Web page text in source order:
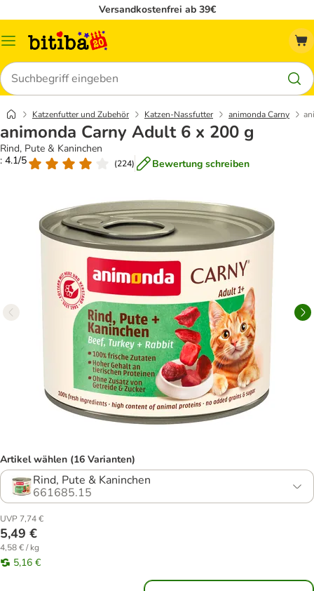
Versandkostenfrei ab 39€
Menü
Suchen
Katzenfutter und Zubehör Katzen-Nassfutter animonda Carny
animonda Carny Adult 6 x 200 g
Rind, Pute & Kaninchen
: 4.1/5
(224) Bewertung schreiben
Artikel wählen (16 Varianten)
Rind, Pute & Kaninchen
661685.15
UVP 7,74 €
5,49 €
4,58 € / kg
5,16 €